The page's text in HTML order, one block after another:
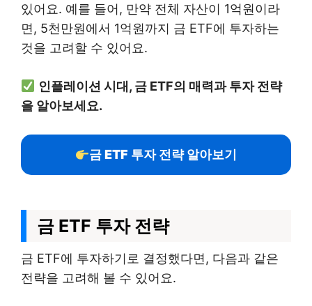
있어요. 예를 들어, 만약 전체 자산이 1억원이라
면, 5천만원에서 1억원까지 금 ETF에 투자하는
것을 고려할 수 있어요.
인플레이션 시대, 금 ETF의 매력과 투자 전략
을 알아보세요.
금 ETF 투자 전략 알아보기
금 ETF 투자 전략
금 ETF에 투자하기로 결정했다면, 다음과 같은
전략을 고려해 볼 수 있어요.